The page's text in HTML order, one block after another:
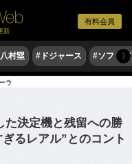
有料会員
新
村塁 #ドジャース #ソフト〉
ラ
決定機と残留への勝
るレアル”とのコント